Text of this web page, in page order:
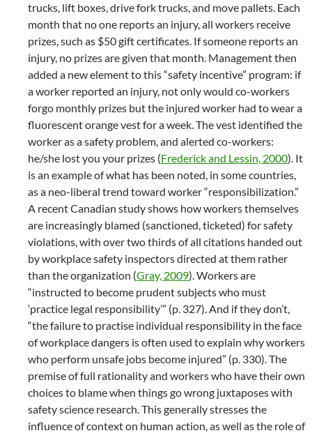
trucks, lift boxes, drive fork trucks, and move pallets. Each
month that no one reports an injury, all workers receive
prizes, such as $50 gift certificates. If someone reports an
injury, no prizes are given that month. Management then
added a new element to this “safety incentive” program: if
a worker reported an injury, not only would co-workers
forgo monthly prizes but the injured worker had to wear a
fluorescent orange vest for a week. The vest identified the
worker as a safety problem, and alerted co-workers:
he/she lost you your prizes (Frederick and Lessin, 2000). It
is an example of what has been noted, in some countries,
as a neo-liberal trend toward worker “responsibilization.”
A recent Canadian study shows how workers themselves
are increasingly blamed (sanctioned, ticketed) for safety
violations, with over two thirds of all citations handed out
by workplace safety inspectors directed at them rather
than the organization (Gray, 2009). Workers are
“instructed to become prudent subjects who must
‘practice legal responsibility’” (p. 327). And if they don’t,
“the failure to practise individual responsibility in the face
of workplace dangers is often used to explain why workers
who perform unsafe jobs become injured” (p. 330). The
premise of full rationality and workers who have their own
choices to blame when things go wrong juxtaposes with
safety science research. This generally stresses the
influence of context on human action, as well as the role of